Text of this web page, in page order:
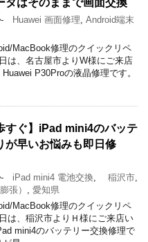
- Huawei 画面修理 Android端末
MacBook修理のクイックリペ
は、名古屋市よりW様にご来店
P30Proの液晶修理です。
すぐ】iPad mini4のバッテ
が早いお悩みも即日修
- iPad mini4 電池交換 稲沢市
張）
愛知県
MacBook修理のクイックリペ
は、稲沢市よりＨ様にご来店い
mini4のバッテリー交換修理で